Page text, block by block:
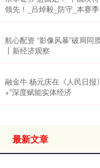
领先！_吕焯毅_防守_本赛季
航心配资 “影像风暴”破局同
丨新经济观察
融金牛 杨元庆在《人民日报
+”深度赋能实体经济
最新文章